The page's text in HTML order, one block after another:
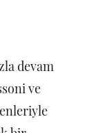
devam
ve